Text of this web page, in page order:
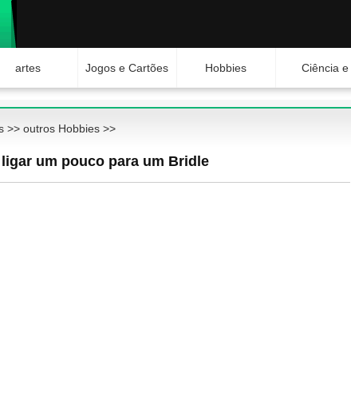
artes Jogos e Cartões Hobbies Ciência e
Natureza
>> outros Hobbies>>
um pouco para um Bridle